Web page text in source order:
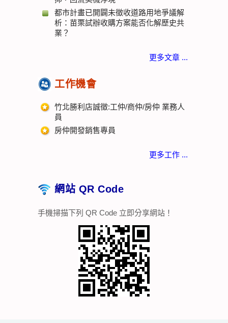
都市計畫已開闢未徵收道路用地爭議解
析：苗栗試辦收購方案能否化解歷史共
業？
更多文章 ...
工作機會
竹北勝利店誠徵:工仲/商仲/房仲 業務人
員
房仲開發銷售專員
更多工作 ...
網站 QR Code
手機掃描下列 QR Code 立即分享網站！